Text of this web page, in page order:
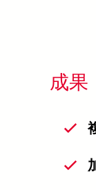
成果